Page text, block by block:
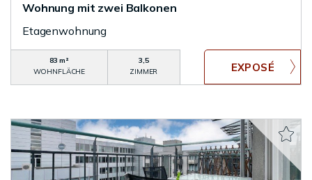
Wohnung mit zwei Balkonen
Etagenwohnung
83 m²
WOHNFLÄCHE
3,5
ZIMMER